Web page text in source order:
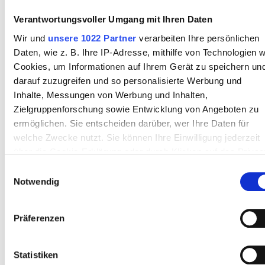
Verantwortungsvoller Umgang mit Ihren Daten
Wir und unsere 1022 Partner verarbeiten Ihre persönlichen
Daten, wie z. B. Ihre IP-Adresse, mithilfe von Technologien
Cookies, um Informationen auf Ihrem Gerät zu speichern
darauf zuzugreifen und so personalisierte Werbung und
Inhalte, Messungen von Werbung und Inhalten,
Zielgruppenforschung sowie Entwicklung von Angeboten zu
ermöglichen. Sie entscheiden darüber, wer Ihre Daten für
welche Zwecke nutzt. Sie können Ihre Einwilligung jederzeit
über die Cookie-Erklärung oder durch Klicken auf das
Informationen über Ihre geografische Lage erfassen,
welche bis auf einige Meter genau sein können
Merkmalen (Fingerprinting) identifizieren
Notwendig
Präferenzen
Statistiken
Kreditkarten
Banküberweisung
Barzahlung
Bewertungen
10
Ausgezeichnet
2 Bewertungen